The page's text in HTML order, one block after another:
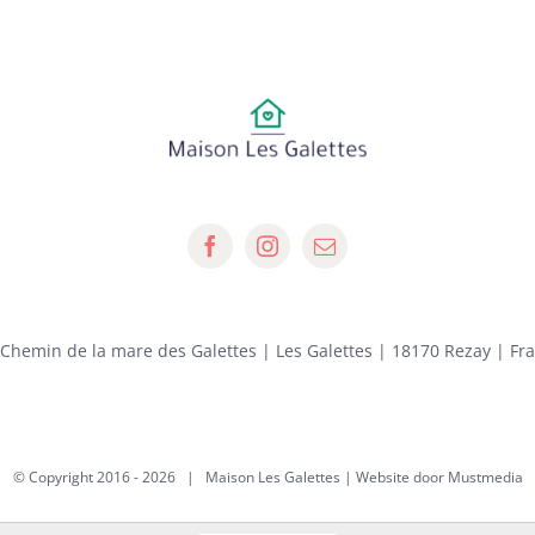
de la mare des Galettes | Les Galettes | 18170 Rezay |
© Copyright 2016 -2026 | Maison Les Galettes | Website door Mustmedia